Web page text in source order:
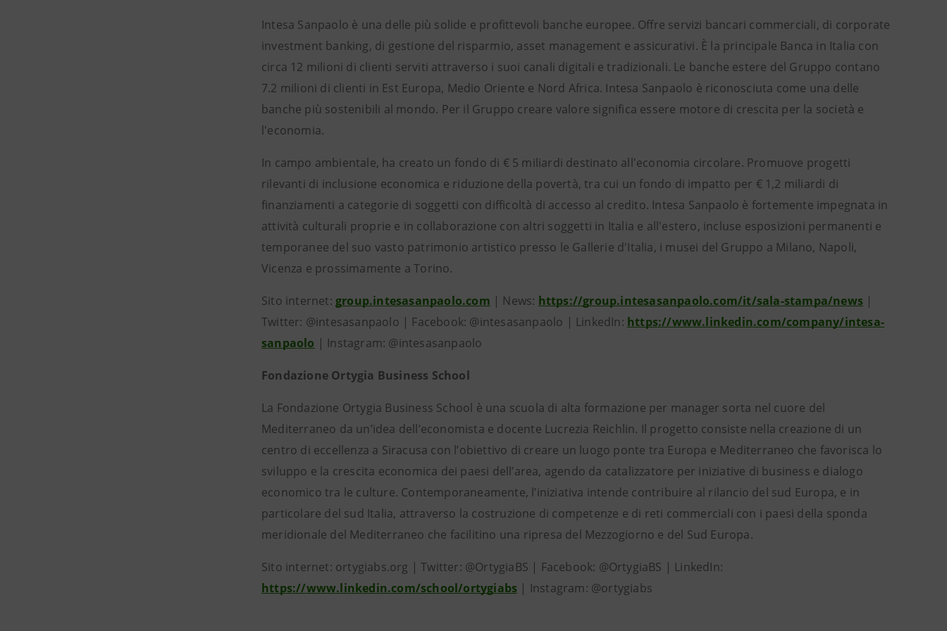
Intesa Sanpaolo è una delle più solide e profittevoli banche europee. Offre servizi bancari commerciali, di corporate
investment banking, di gestione del risparmio, asset management e assicurativi. È la principale Banca in Italia con
circa 12 milioni di clienti serviti attraverso i suoi canali digitali e tradizionali. Le banche estere del Gruppo contano
7.2 milioni di clienti in Est Europa, Medio Oriente e Nord Africa. Intesa Sanpaolo è riconosciuta come una delle
banche più sostenibili al mondo. Per il Gruppo creare valore significa essere motore di crescita per la società e
l'economia.
In campo ambientale, ha creato un fondo di € 5 miliardi destinato all'economia circolare. Promuove progetti
rilevanti di inclusione economica e riduzione della povertà, tra cui un fondo di impatto per € 1,2 miliardi di
finanziamenti a categorie di soggetti con difficoltà di accesso al credito. Intesa Sanpaolo è fortemente impegnata in
attività culturali proprie e in collaborazione con altri soggetti in Italia e all'estero, incluse esposizioni permanenti e
temporanee del suo vasto patrimonio artistico presso le Gallerie d'Italia, i musei del Gruppo a Milano, Napoli,
Vicenza e prossimamente a Torino.
Sito internet: group.intesasanpaolo.com | News: https://group.intesasanpaolo.com/it/sala-stampa/news |
Twitter: @intesasanpaolo | Facebook: @intesasanpaolo | LinkedIn: https://www.linkedin.com/company/intesa-
sanpaolo | Instagram: @intesasanpaolo
Fondazione Ortygia Business School
La Fondazione Ortygia Business School è una scuola di alta formazione per manager sorta nel cuore del
Mediterraneo da un’idea dell’economista e docente Lucrezia Reichlin. Il progetto consiste nella creazione di un
centro di eccellenza a Siracusa con l’obiettivo di creare un luogo ponte tra Europa e Mediterraneo che favorisca lo
sviluppo e la crescita economica dei paesi dell’area, agendo da catalizzatore per iniziative di business e dialogo
economico tra le culture. Contemporaneamente, l’iniziativa intende contribuire al rilancio del sud Europa, e in
particolare del sud Italia, attraverso la costruzione di competenze e di reti commerciali con i paesi della sponda
meridionale del Mediterraneo che facilitino una ripresa del Mezzogiorno e del Sud Europa.
Sito internet: ortygiabs.org | Twitter: @OrtygiaBS | Facebook: @OrtygiaBS | LinkedIn:
https://www.linkedin.com/school/ortygiabs | Instagram: @ortygiabs